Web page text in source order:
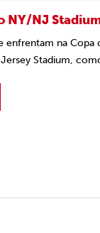
NY/NJ
enfrentam na
Stadium,